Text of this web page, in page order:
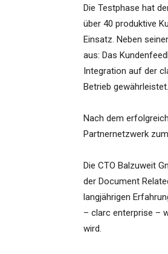
Die Testphase hat
über 40 produktive
Einsatz. Neben
aus: Das
Integration auf der
Betrieb gewährleistet.
Nach dem
Partnernetzwerk
Die CTO Balzuweit
der Document
langjährigen
– clarc enterprise –
wird.